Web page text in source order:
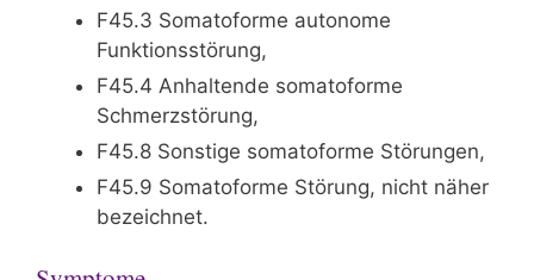
F45.3 Somatoforme autonome
Funktionsstörung,
F45.4 Anhaltende somatoforme
Schmerzstörung,
F45.8 Sonstige somatoforme Störungen,
F45.9 Somatoforme Störung, nicht näher
bezeichnet.